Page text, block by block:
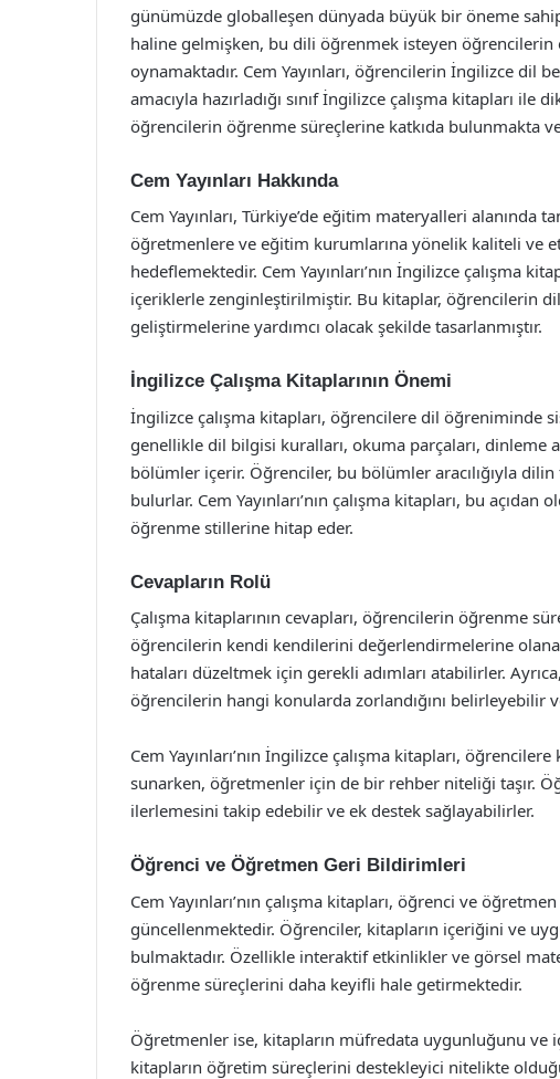
günümüzde globalleşen dünyada büyük bir öneme
haline gelmişken, bu dili öğrenmek isteyen
oynamaktadır. Cem Yayınları, öğrencilerin İngilizce dil
amacıyla hazırladığı sınıf İngilizce çalışma kitapları ile
öğrencilerin öğrenme süreçlerine katkıda bulunmakta ve
Cem Yayınları Hakkında
Cem Yayınları, Türkiye’de eğitim materyalleri alanında
öğretmenlere ve eğitim kurumlarına yönelik kaliteli ve
hedeflemektedir. Cem Yayınları’nın İngilizce çalışma
içeriklerle zenginleştirilmiştir. Bu kitaplar, öğrencilerin
geliştirmelerine yardımcı olacak şekilde tasarlanmıştır.
İngilizce Çalışma Kitaplarının Önemi
İngilizce çalışma kitapları, öğrencilere dil öğreniminde
genellikle dil bilgisi kuralları, okuma parçaları, dinleme
bölümler içerir. Öğrenciler, bu bölümler aracılığıyla
bulurlar. Cem Yayınları’nın çalışma kitapları, bu
öğrenme stillerine hitap eder.
Cevapların Rolü
Çalışma kitaplarının cevapları, öğrencilerin öğrenme
öğrencilerin kendi kendilerini değerlendirmelerine
hataları düzeltmek için gerekli adımları atabilirler.
öğrencilerin hangi konularda zorlandığını belirleyebilir
Cem Yayınları’nın İngilizce çalışma kitapları,
sunarken, öğretmenler için de bir rehber niteliği taşır.
ilerlemesini takip edebilir ve ek destek sağlayabilirler.
Öğrenci ve Öğretmen Geri Bildirimleri
Cem Yayınları’nın çalışma kitapları, öğrenci ve
güncellenmektedir. Öğrenciler, kitapların içeriğini ve
bulmaktadır. Özellikle interaktif etkinlikler ve görsel
öğrenme süreçlerini daha keyifli hale getirmektedir.
Öğretmenler ise, kitapların müfredata uygunluğunu ve
kitapların öğretim süreçlerini destekleyici nitelikte